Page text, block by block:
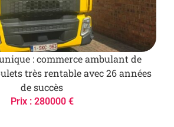
: commerce ambulant de
très rentable avec 26 années
de succès
Prix : 280000 €